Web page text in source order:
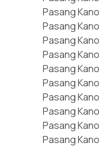
Pasang
Pasang
Pasang
Pasang
Pasang
Pasang
Pasang
Pasang
Pasang
Pasang